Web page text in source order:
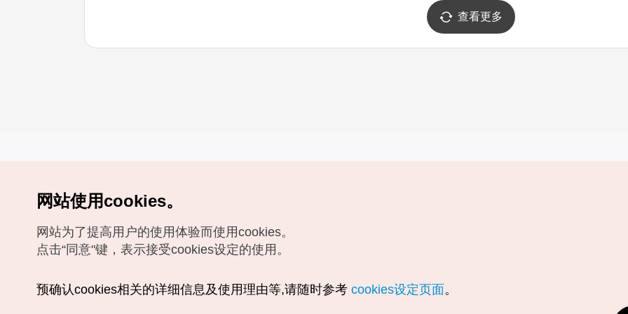
查看更多
数字图书 / 电子书
定位服务
如有相关疑问或建议，欢迎来信。VISITKOREA官方邮箱
chnsim@knto.or.kr
网站使用cookies。
网站为了提高用户的使用体验而使用cookies。
点击“同意"键，表示接受cookies设定的使用。
预确认cookies相关的详细信息及使用理由等,请随时参考 cookies设定页面。